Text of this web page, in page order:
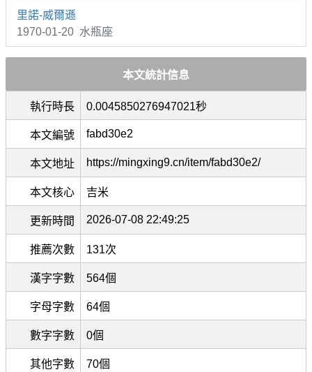
里諾-威爾遜
1970-01-20 水瓶座
本文統計信息
執行時長 0.0045850276947021秒
本文編號 fabd30e2
本文地址 https://mingxing9.cn/item/fabd30e2/
本文核心 吉米
更新時間 2026-07-08 22:49:25
推薦次數 131次
漢字字數 564個
字母字數 64個
數字字數 0個
其他字數 70個